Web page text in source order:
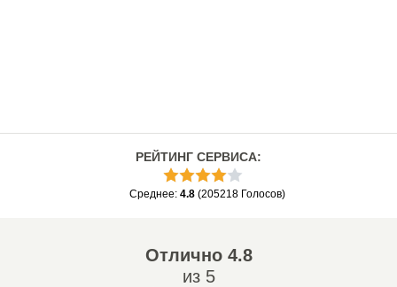
РЕЙТИНГ СЕРВИСА:
Среднее: 4.8 (205218 Голосов)
Отлично4.8
из 5